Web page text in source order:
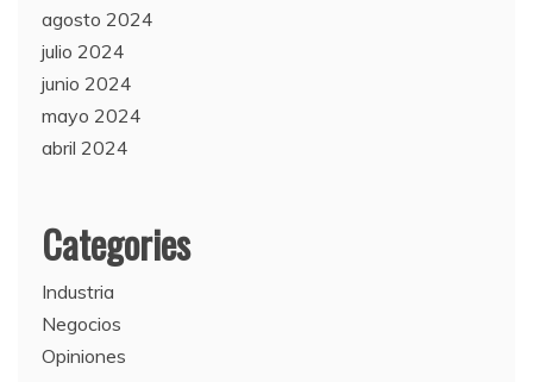
agosto 2024
julio 2024
junio 2024
mayo 2024
abril 2024
Categories
Industria
Negocios
Opiniones